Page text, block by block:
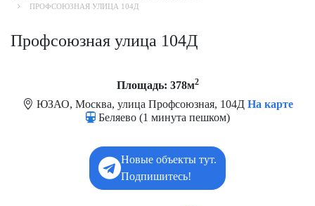
ПРОФСОЮЗНАЯ УЛИЦА 104Д
Профсоюзная улица 104Д
Площадь: 378м2
ЮЗАО, Москва, улица Профсоюзная, 104Д На карте
Беляево (1 минута пешком)
Новые объекты тут.
Подпишитесь!